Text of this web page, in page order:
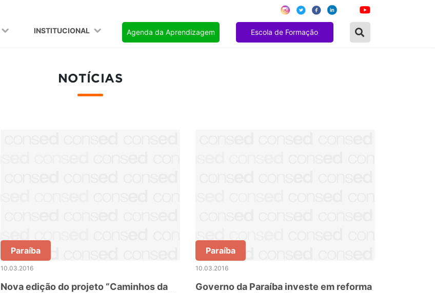
INSTITUCIONAL Agenda da Aprendizagem Escola de Formação
NOTÍCIAS
Paraíba
10.03.2016
Nova edição do projeto “Caminhos da
Paraíba
10.03.2016
Governo da Paraíba investe em reforma